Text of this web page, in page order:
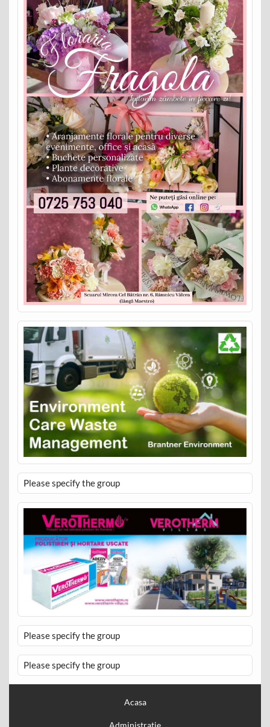
Please specify the group
Please specify the group
Please specify the group
Acasa
Administratie